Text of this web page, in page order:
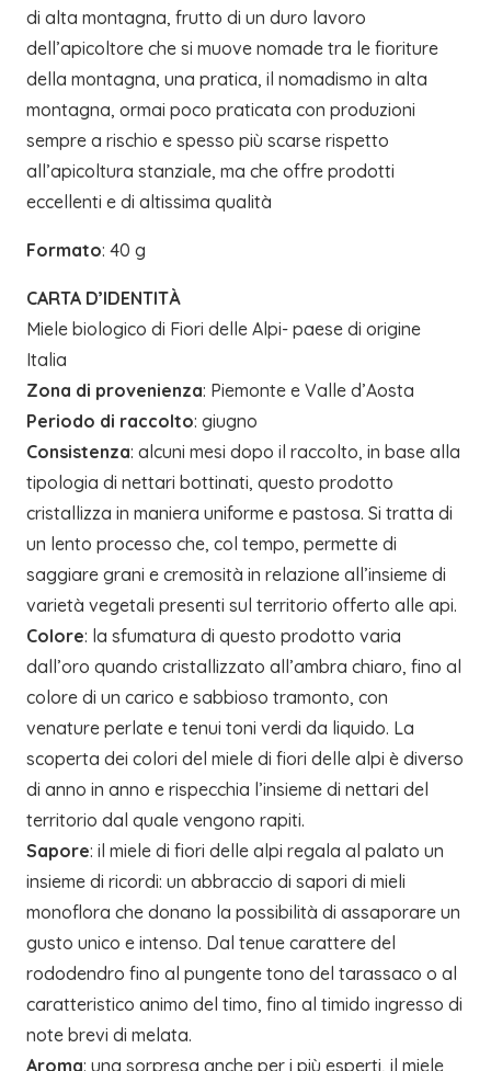
di alta montagna, frutto di un duro lavoro
dell’apicoltore che si muove nomade tra le fioriture
della montagna, una pratica, il nomadismo in alta
montagna, ormai poco praticata con produzioni
sempre a rischio e spesso più scarse rispetto
all’apicoltura stanziale, ma che offre prodotti
eccellenti e di altissima qualità
Formato: 40 g
CARTA D’IDENTITÀ
Miele biologico di Fiori delle Alpi- paese di origine
Italia
Zona di provenienza: Piemonte e Valle d’Aosta
Periodo di raccolto: giugno
Consistenza: alcuni mesi dopo il raccolto, in base alla
tipologia di nettari bottinati, questo prodotto
cristallizza in maniera uniforme e pastosa. Si tratta di
un lento processo che, col tempo, permette di
saggiare grani e cremosità in relazione all’insieme di
varietà vegetali presenti sul territorio offerto alle api.
Colore: la sfumatura di questo prodotto varia
dall’oro quando cristallizzato all’ambra chiaro, fino al
colore di un carico e sabbioso tramonto, con
venature perlate e tenui toni verdi da liquido. La
scoperta dei colori del miele di fiori delle alpi è diverso
di anno in anno e rispecchia l’insieme di nettari del
territorio dal quale vengono rapiti.
Sapore: il miele di fiori delle alpi regala al palato un
insieme di ricordi: un abbraccio di sapori di mieli
monoflora che donano la possibilità di assaporare un
gusto unico e intenso. Dal tenue carattere del
rododendro fino al pungente tono del tarassaco o al
caratteristico animo del timo, fino al timido ingresso di
note brevi di melata.
Aroma: una sorpresa anche per i più esperti, il miele